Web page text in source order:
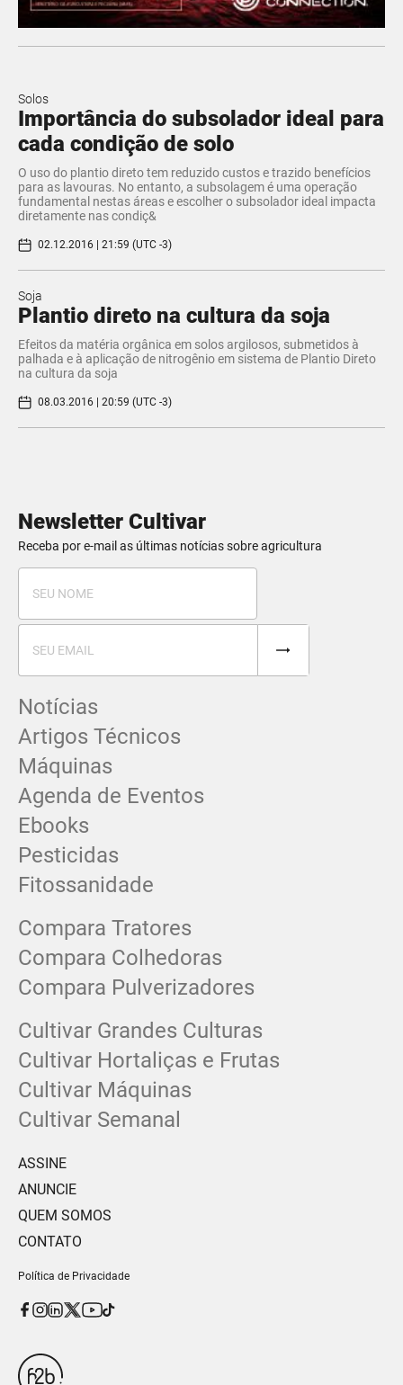
Solos
Importância do subsolador ideal para
cada condição de solo
O uso do plantio direto tem reduzido custos e trazido benefícios
para as lavouras. No entanto, a subsolagem é uma operação
fundamental nestas áreas e escolher o subsolador ideal impacta
diretamente nas condiç&
02.12.2016 | 21:59 (UTC -3)
Soja
Plantio direto na cultura da soja
Efeitos da matéria orgânica em solos argilosos, submetidos à
palhada e à aplicação de nitrogênio em sistema de Plantio Direto
na cultura da soja
08.03.2016 | 20:59 (UTC -3)
Newsletter Cultivar
Receba por e-mail as últimas notícias sobre agricultura
Notícias
Artigos Técnicos
Máquinas
Agenda de Eventos
Ebooks
Pesticidas
Fitossanidade
Compara Tratores
Compara Colhedoras
Compara Pulverizadores
Cultivar Grandes Culturas
Cultivar Hortaliças e Frutas
Cultivar Máquinas
Cultivar Semanal
ASSINE
ANUNCIE
QUEM SOMOS
CONTATO
Política de Privacidade